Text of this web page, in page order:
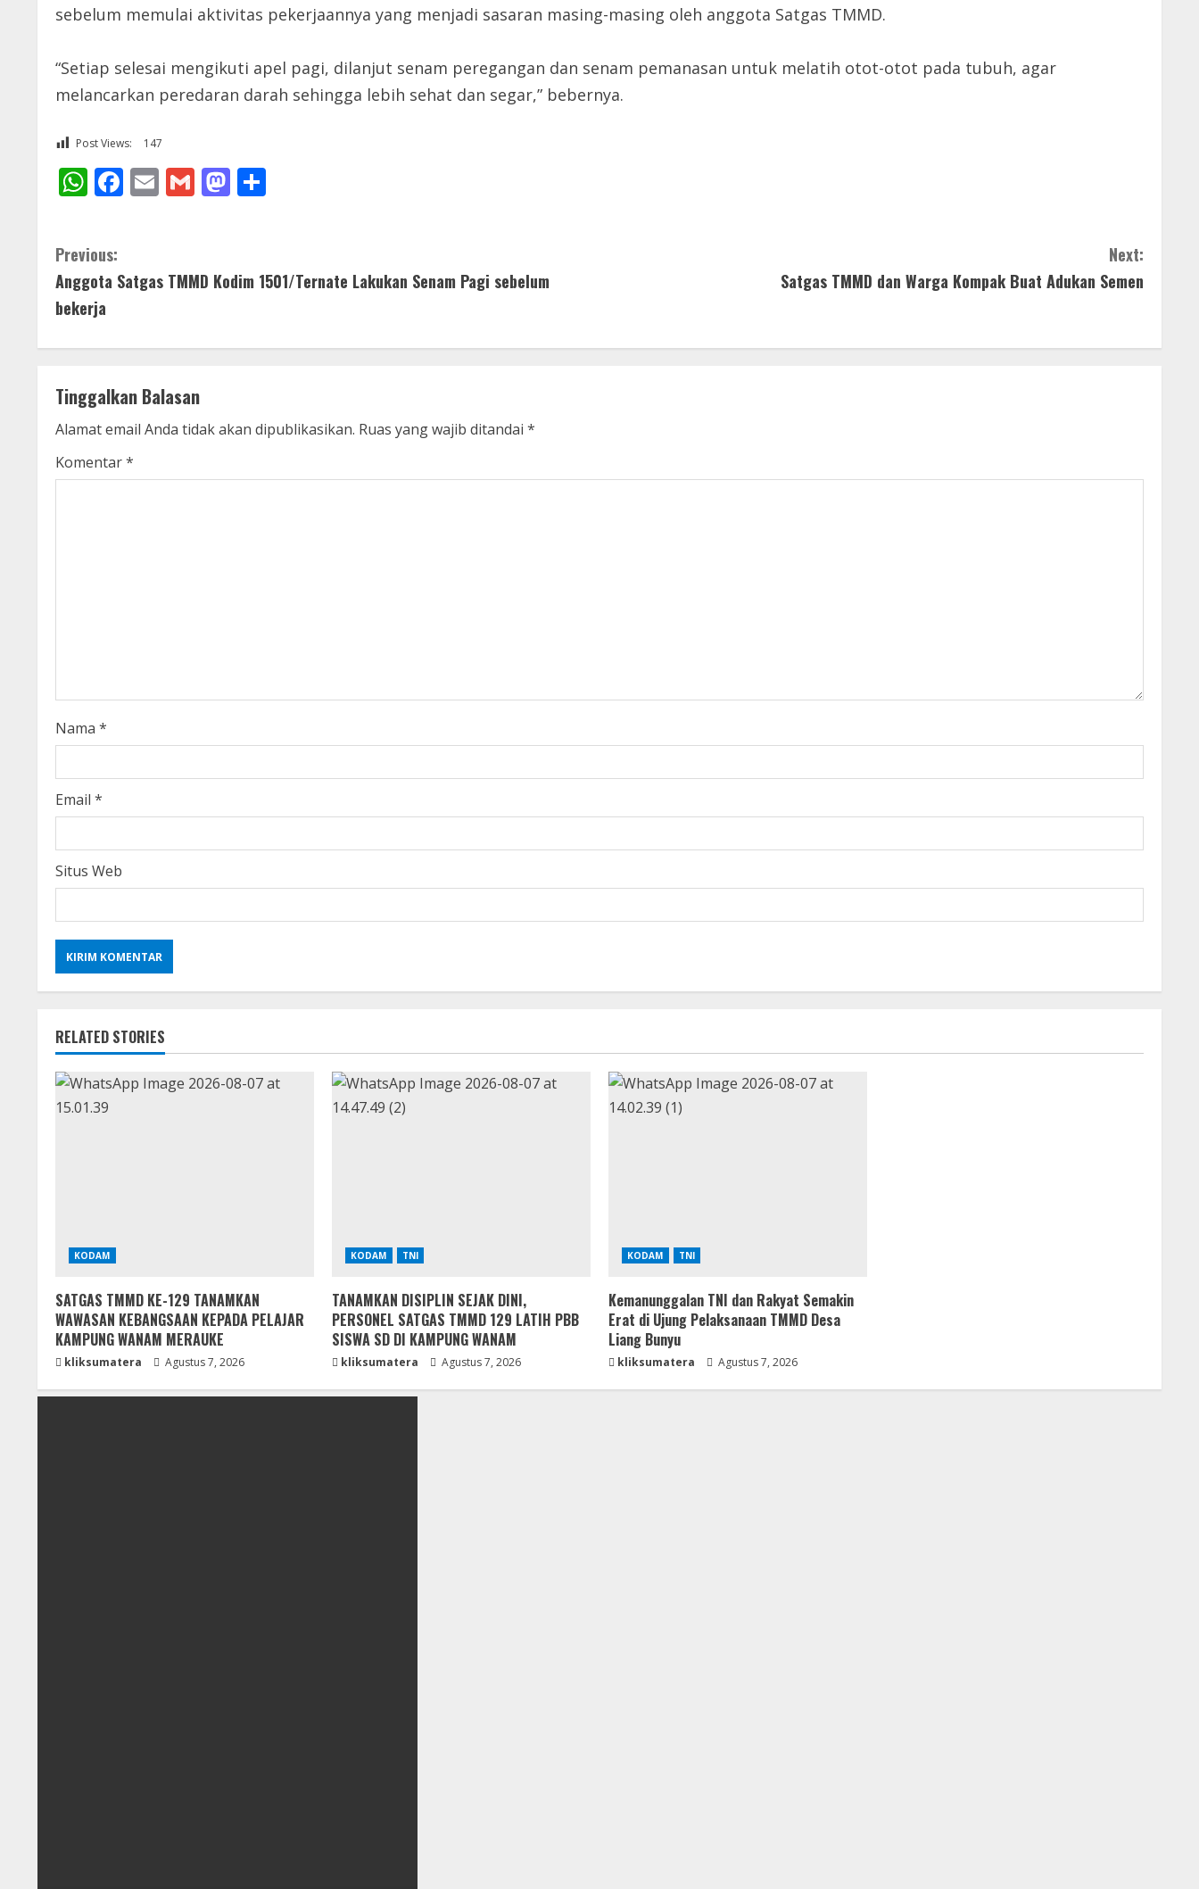
sebelum memulai aktivitas pekerjaannya yang menjadi sasaran masing-masing oleh anggota Satgas TMMD.
“Setiap selesai mengikuti apel pagi, dilanjut senam peregangan dan senam pemanasan untuk melatih otot-otot pada tubuh, agar
melancarkan peredaran darah sehingga lebih sehat dan segar,” bebernya.
Post Views: 147
WhatsApp
Facebook
EmailGmailMastodon
C
o
i
n
u
i
n
g
Previous:
Anggota Satgas TMMD Kodim 1501/Ternate Lakukan Senam Pagi sebelum
bekerja
Next:
Satgas TMMD dan Warga Kompak Buat Adukan Semen
Tinggalkan Balasan
Alamat email Anda tidak akan dipublikasikan. Ruas yang wajib ditandai *
Komentar*
Nama *
Email *
Situs Web
RELATED STORIES
KODAM
SATGAS TMMD KE-129 TANAMKAN
WAWASAN KEBANGSAAN KEPADA PELAJAR
KAMPUNG WANAM MERAUKE
kliksumatera Agustus 7, 2026
KODAM TNI
TANAMKAN DISIPLIN SEJAK DINI,
PERSONEL SATGAS TMMD 129 LATIH PBB
SISWA SD DI KAMPUNG WANAM
kliksumatera Agustus 7, 2026
KODAM TNI
Kemanunggalan TNI dan Rakyat Semakin
Erat di Ujung Pelaksanaan TMMD Desa
Liang Bunyu
kliksumatera Agustus 7, 2026